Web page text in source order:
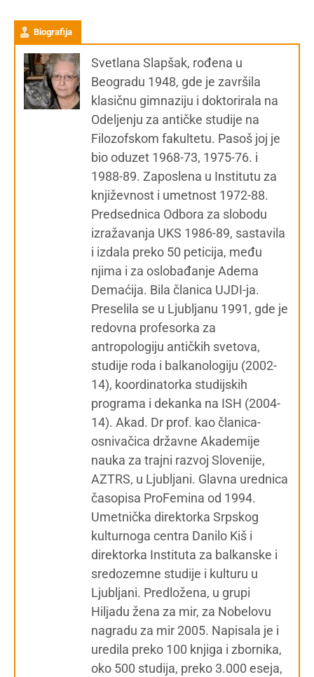
Biografija
Svetlana Slapšak, rođena u
Beogradu 1948, gde je završila
klasičnu gimnaziju i doktorirala na
Odeljenju za antičke studije na
Filozofskom fakultetu. Pasoš joj je
bio oduzet 1968-73, 1975-76. i
1988-89. Zaposlena u Institutu za
književnost i umetnost 1972-88.
Predsednica Odbora za slobodu
izražavanja UKS 1986-89, sastavila
i izdala preko 50 peticija, među
njima i za oslobađanje Adema
Demaćija. Bila članica UJDI-ja.
Preselila se u Ljubljanu 1991, gde je
redovna profesorka za
antropologiju antičkih svetova,
studije roda i balkanologiju (2002-
14), koordinatorka studijskih
programa i dekanka na ISH (2004-
14). Akad. Dr prof. kao članica-
osnivačica državne Akademije
nauka za trajni razvoj Slovenije,
AZTRS, u Ljubljani. Glavna urednica
časopisa ProFemina od 1994.
Umetnička direktorka Srpskog
kulturnoga centra Danilo Kiš i
direktorka Instituta za balkanske i
sredozemne studije i kulturu u
Ljubljani. Predložena, u grupi
Hiljadu žena za mir, za Nobelovu
nagradu za mir 2005. Napisala je i
uredila preko 100 knjiga i zbornika,
oko 500 studija, preko 3.000 eseja,